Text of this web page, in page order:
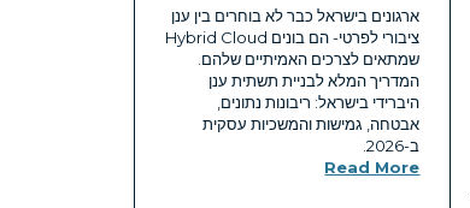
ארגונים בישראל כבר לא בוחרים בין ענן
ציבורי לפרטי- הם בונים Hybrid Cloud
שמתאים לצרכים האמיתיים שלהם.
המדריך המלא לבניית תשתית ענן
היברידי בישראל: ריבונות נתונים,
אבטחה, גמישות והמשכיות עסקית
ב-2026.
Read More